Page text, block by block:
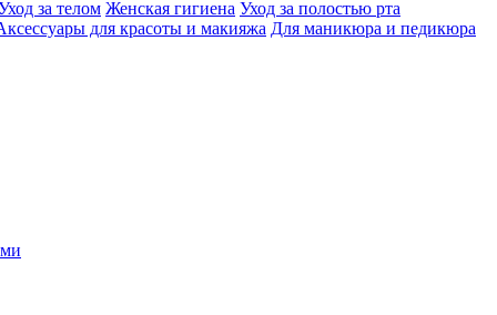
за телом Женская гигиена Уход за полостью рта
для красоты и макияжа Для маникюра и педикюра